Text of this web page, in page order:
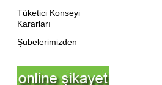
Tüketici Konseyi
Kararları
Şubelerimizden